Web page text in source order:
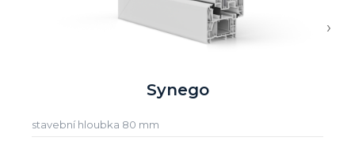
Synego
stavební hloubka 80 mm
›